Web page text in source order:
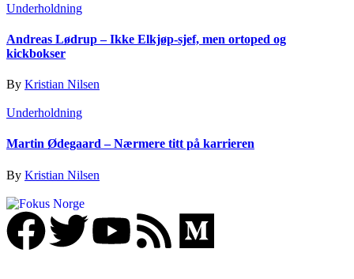
Underholdning
Andreas Lødrup – Ikke Elkjøp-sjef, men ortoped og
kickbokser
By Kristian Nilsen
Underholdning
Martin Ødegaard – Nærmere titt på karrieren
By Kristian Nilsen